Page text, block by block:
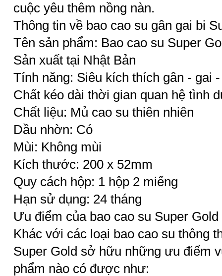
cuộc yêu thêm nồng nàn.
Thông tin về bao cao su gân gai bi
Tên sản phẩm: Bao cao su Super
Sản xuất tại Nhật Bản
Tính năng: Siêu kích thích gân - gai
Chất kéo dài thời gian quan hệ tình
Chất liệu: Mủ cao su thiên nhiên
Dầu nhờn: Có
Mùi: Không mùi
Kích thước: 200 x 52mm
Quy cách hộp: 1 hộp 2 miếng
Hạn sử dụng: 24 tháng
Ưu điểm của bao cao su Super Gold
Khác với các loại bao cao su thông
Super Gold sở hữu những ưu điểm
phẩm nào có được như: